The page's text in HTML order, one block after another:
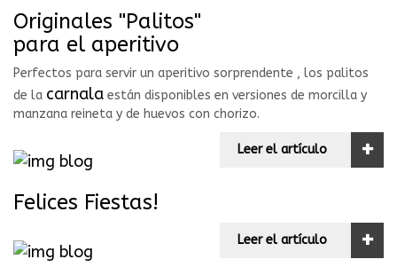
Originales "Palitos"
para el aperitivo
Perfectos para servir un aperitivo sorprendente , los palitos
de la carnala están disponibles en versiones de morcilla y
manzana reineta y de huevos con chorizo.
Leer el artículo +
Felices Fiestas!
Leer el artículo +